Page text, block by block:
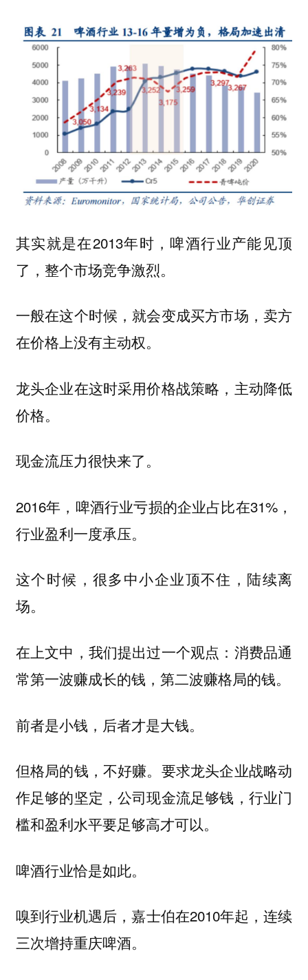
其实就是在2013年时，啤酒行业产能见顶
了，整个市场竞争激烈。
一般在这个时候，就会变成买方市场，卖方
在价格上没有主动权。
龙头企业在这时采用价格战策略，主动降低
价格。
现金流压力很快来了。
2016年，啤酒行业亏损的企业占比在31%，
行业盈利一度承压。
这个时候，很多中小企业顶不住，陆续离
场。
在上文中，我们提出过一个观点： 消费品通
常第一波赚成长的钱，第二波赚格局的钱。
前者是小钱，后者才是大钱。
但格局的钱，不好赚。 要求龙头企业战略动
作足够的坚定，公司现金流足够钱，行业门
槛和盈利水平要足够高才可以。
啤酒行业恰是如此。
嗅到行业机遇后，嘉士伯在2010年起，连续
三次增持重庆啤酒。